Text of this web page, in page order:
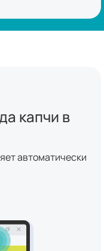
капчи в
автоматически